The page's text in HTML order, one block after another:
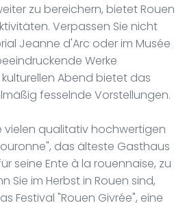
zu bereichern, bietet Rouen
Verpassen Sie nicht
Jeanne d'Arc oder im Musée
Werke
Abend bietet das
fesselnde Vorstellungen.
vielen qualitativ hochwertigen
das älteste Gasthaus
seine Ente à la rouennaise, zu
Sie im Herbst in Rouen sind,
Festival "Rouen Givrée", eine